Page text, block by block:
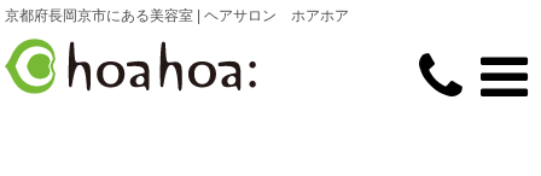
京都府長岡京市にある美容室 | ヘアサロン ホアホア